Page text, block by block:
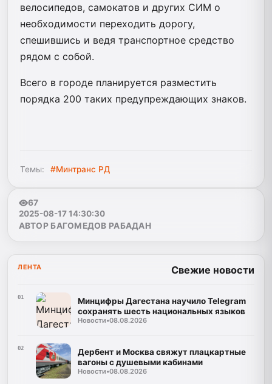
велосипедов, самокатов и других СИМ о
необходимости переходить дорогу,
спешившись и ведя транспортное средство
рядом с собой.
Всего в городе планируется разместить
порядка 200 таких предупреждающих знаков.
Темы: #Минтранс РД
67
2025-08-17 14:30:30
АВТОР БАГОМЕДОВ РАБАДАН
ЛЕНТА Свежие новости
01
Минцифры Дагестана научило Telegram
сохранять шесть национальных языков
Новости•08.08.2026
02
Дербент и Москва свяжут плацкартные
вагоны с душевыми кабинами
Новости•08.08.2026